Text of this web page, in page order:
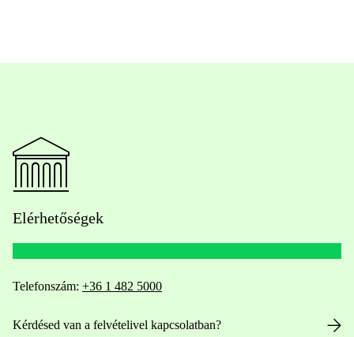
Elérhetőségek
Telefonszám: +36 1 482 5000
Kérdésed van a felvételivel kapcsolatban?